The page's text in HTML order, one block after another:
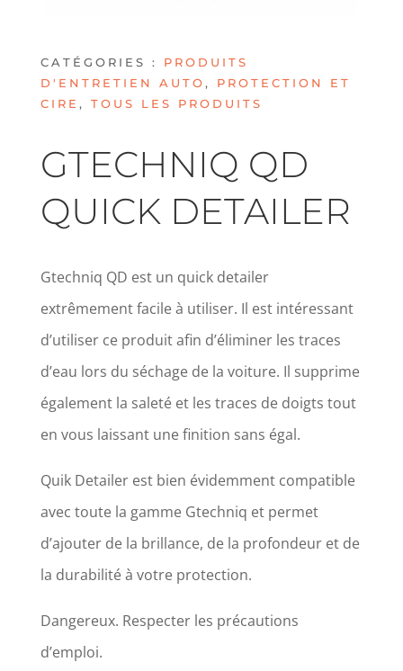
CATÉGORIES : PRODUITS
D'ENTRETIEN AUTO, PROTECTION ET
CIRE , TOUS LES PRODUITS
GTECHNIQ QD
QUICK DETAILER
Gtechniq QD est un quick detailer
extrêmement facile à utiliser. Il est intéressant
d’utiliser ce produit afin d’éliminer les traces
d’eau lors du séchage de la voiture. Il supprime
également la saleté et les traces de doigts tout
en vous laissant une finition sans égal.
Quik Detailer est bien évidemment compatible
avec toute la gamme Gtechniq et permet
d’ajouter de la brillance, de la profondeur et de
la durabilité à votre protection.
Dangereux. Respecter les précautions
d’emploi.